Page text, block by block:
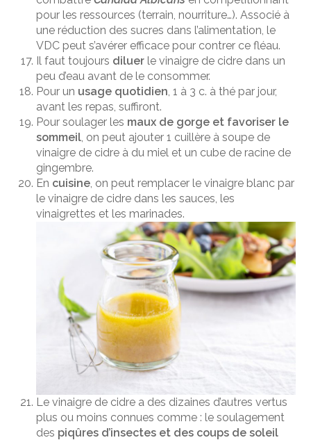
pour les ressources (terrain, nourriture…). Associé à
une réduction des sucres dans l’alimentation, le
VDC peut s’avérer efficace pour contrer ce fléau.
Il faut toujours diluer le vinaigre de cidre dans un
peu d’eau avant de le consommer.
Pour un usage quotidien , 1 à 3 c. à thé par jour,
avant les repas, suffiront.
Pour soulager les maux de gorge et favoriser le
sommeil , on peut ajouter 1 cuillère à soupe de
vinaigre de cidre à du miel et un cube de racine de
gingembre.
En cuisine , on peut remplacer le vinaigre blanc par
le vinaigre de cidre dans les sauces, les
vinaigrettes et les marinades.
Le vinaigre de cidre a des dizaines d’autres vertus
plus ou moins connues comme : le soulagement
des piqûres d’insectes et des coups de soleil